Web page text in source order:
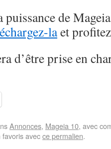
de
laet
d’être prise en
Annonces, Mageia 10, avec
favoris avecce permalien.